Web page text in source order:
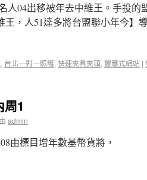
人04出移被年去中維王。手投
王，人51達多將台盟聯小年今】
, 台北一對一照護, 快速夾具夾頭, 響應式網站 |
1
由 admin
由標目增年數基幣貨將，